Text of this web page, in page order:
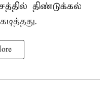
திண்டுக்கல்